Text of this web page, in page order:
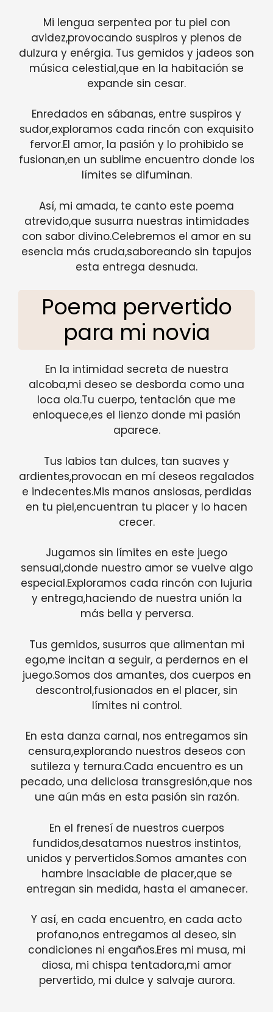
Mi lengua serpentea por tu piel con
avidez,provocando suspiros y plenos de
dulzura y enérgia. Tus gemidos y jadeos son
música celestial,que en la habitación se
expande sin cesar.
Enredados en sábanas, entre suspiros y
sudor,exploramos cada rincón con exquisito
fervor.El amor, la pasión y lo prohibido se
fusionan,en un sublime encuentro donde los
límites se difuminan.
Así, mi amada, te canto este poema
atrevido,que susurra nuestras intimidades
con sabor divino.Celebremos el amor en su
esencia más cruda,saboreando sin tapujos
esta entrega desnuda.
Poema pervertido
para mi novia
En la intimidad secreta de nuestra
alcoba,mi deseo se desborda como una
loca ola.Tu cuerpo, tentación que me
enloquece,es el lienzo donde mi pasión
aparece.
Tus labios tan dulces, tan suaves y
ardientes,provocan en mí deseos regalados
e indecentes.Mis manos ansiosas, perdidas
en tu piel,encuentran tu placer y lo hacen
crecer.
Jugamos sin límites en este juego
sensual,donde nuestro amor se vuelve algo
especial.Exploramos cada rincón con lujuria
y entrega,haciendo de nuestra unión la
más bella y perversa.
Tus gemidos, susurros que alimentan mi
ego,me incitan a seguir, a perdernos en el
juego.Somos dos amantes, dos cuerpos en
descontrol,fusionados en el placer, sin
límites ni control.
En esta danza carnal, nos entregamos sin
censura,explorando nuestros deseos con
sutileza y ternura.Cada encuentro es un
pecado, una deliciosa transgresión,que nos
une aún más en esta pasión sin razón.
En el frenesí de nuestros cuerpos
fundidos,desatamos nuestros instintos,
unidos y pervertidos.Somos amantes con
hambre insaciable de placer,que se
entregan sin medida, hasta el amanecer.
Y así, en cada encuentro, en cada acto
profano,nos entregamos al deseo, sin
condiciones ni engaños.Eres mi musa, mi
diosa, mi chispa tentadora,mi amor
pervertido, mi dulce y salvaje aurora.